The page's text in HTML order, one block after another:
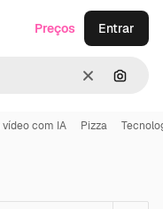
Limpar
Preços Entrar
com IA Pizza